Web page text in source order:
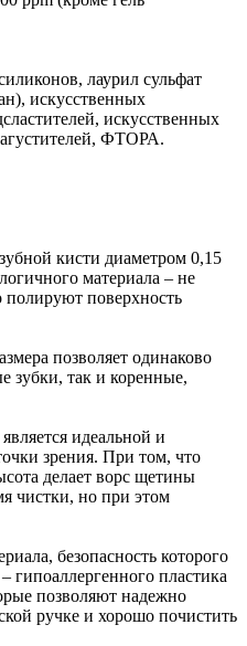
лаурил сульфат
искусственных
искусственных
ФТОРА.
кисти диаметром 0,15
материала – не
поверхность
позволяет одинаково
зубки, так и коренные,
идеальной и
зрения. При том, что
делает ворс щетины
чистки, но при этом
безопасность которого
гипоаллергенного пластика
позволяют надежно
ручке и хорошо почистить